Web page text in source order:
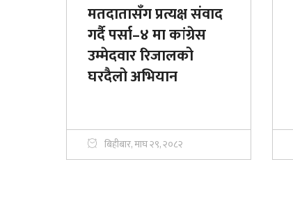
मतदातासँग प्रत्यक्ष संवाद
गर्दै पर्सा–४ मा कांग्रेस
उम्मेदवार रिजालको
घरदैलो अभियान
बिहीबार, माघ २९, २०८२